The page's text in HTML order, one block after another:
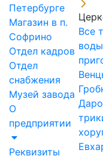
Петербурге
Магазин в п.
Софрино
Отдел кадров
Отдел
снабжения
Музей завода
О
предприятии
Реквизиты
Все
воды